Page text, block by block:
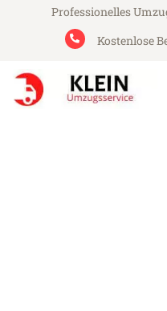
Professionelles
Kostenlose